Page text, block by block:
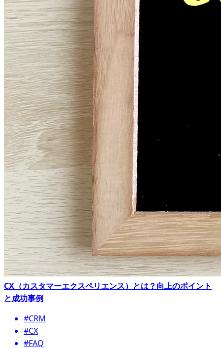
CX（カスタマーエクスペリエンス）とは？向上のポイント
と成功事例
#CRM
#CX
#FAQ